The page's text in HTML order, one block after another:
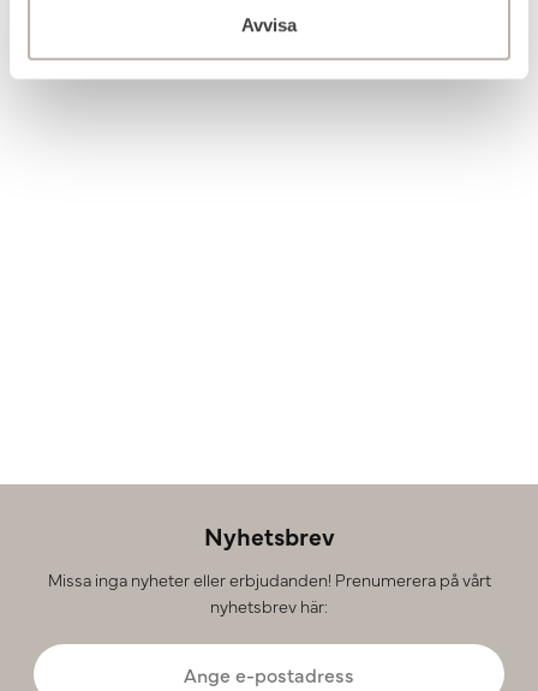
Avvisa
Nyhetsbrev
Missa inga nyheter eller erbjudanden! Prenumerera på vårt
nyhetsbrev här: